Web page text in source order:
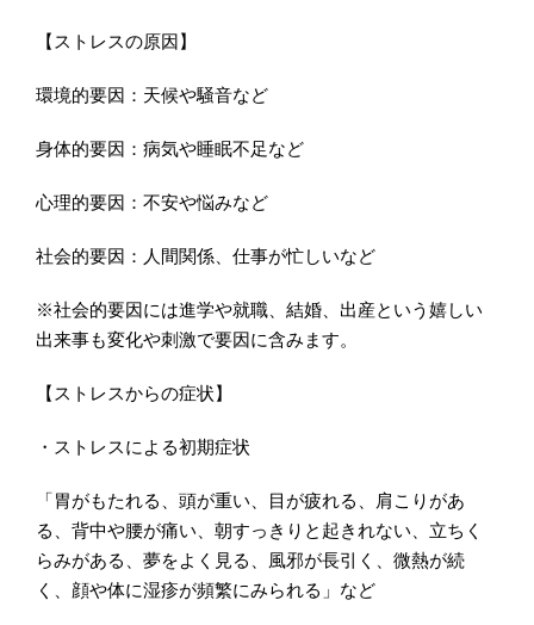
【ストレスの原因】
環境的要因：天候や騒音など
身体的要因：病気や睡眠不足など
心理的要因：不安や悩みなど
社会的要因：人間関係、仕事が忙しいなど
※社会的要因には進学や就職、結婚、出産という嬉しい
出来事も変化や刺激で要因に含みます。
【ストレスからの症状】
・ストレスによる初期症状
「胃がもたれる、頭が重い、目が疲れる、肩こりがあ
る、背中や腰が痛い、朝すっきりと起きれない、立ちく
らみがある、夢をよく見る、風邪が長引く、微熱が続
く、顔や体に湿疹が頻繁にみられる」など